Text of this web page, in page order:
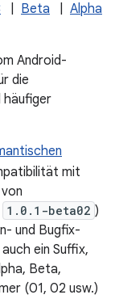
Beta Alpha
Android-
die
häufiger
mit
1.0.1-beta02 )
und Bugfix-
ein Suffix,
Beta,
(01, 02 usw.)